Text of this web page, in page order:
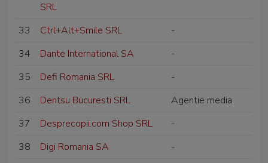
SRL
33 Ctrl+Alt+Smile SRL
-
34
Dante International SA
-
35
Defi Romania SRL
-
36
Dentsu Bucuresti SRL
Agentie media
37
Desprecopii.com Shop SRL
-
38
Digi Romania SA
-